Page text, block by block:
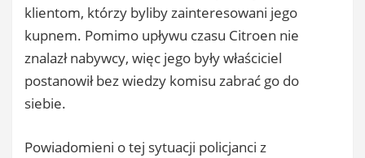
klientom, którzy byliby zainteresowani jego
kupnem. Pomimo upływu czasu Citroen nie
znalazł nabywcy, więc jego były właściciel
postanowił bez wiedzy komisu zabrać go do
siebie.
Powiadomieni o tej sytuacji policjanci z